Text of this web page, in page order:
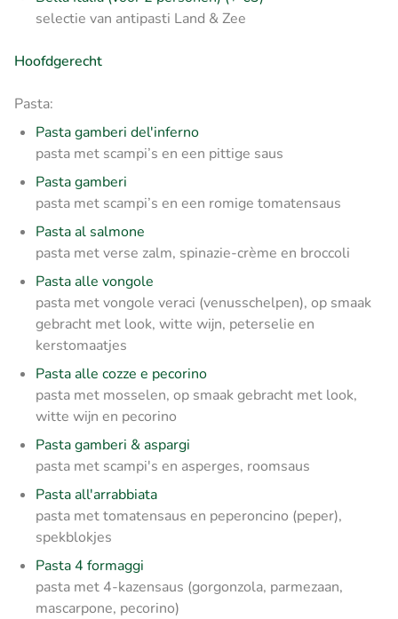
selectie van antipasti Land & Zee
Hoofdgerecht
Pasta:
Pasta gamberi del'inferno
pasta met scampi’s en een pittige saus
Pasta gamberi
pasta met scampi’s en een romige tomatensaus
Pasta al salmone
pasta met verse zalm, spinazie-crème en broccoli
Pasta alle vongole
pasta met vongole veraci (venusschelpen), op smaak
gebracht met look, witte wijn, peterselie en
kerstomaatjes
Pasta alle cozze e pecorino
pasta met mosselen, op smaak gebracht met look,
witte wijn en pecorino
Pasta gamberi & aspargi
pasta met scampi's en asperges, roomsaus
Pasta all'arrabbiata
pasta met tomatensaus en peperoncino (peper),
spekblokjes
Pasta 4 formaggi
pasta met 4-kazensaus (gorgonzola, parmezaan,
mascarpone, pecorino)